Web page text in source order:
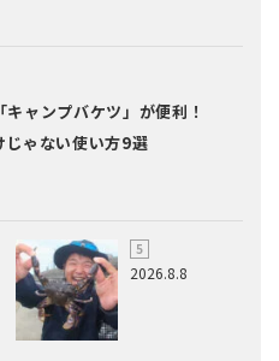
ャンプバケツ」が便利！
ゃない使い方9選
2026.8.8